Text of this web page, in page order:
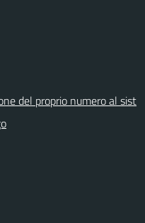
del proprio numero al sist